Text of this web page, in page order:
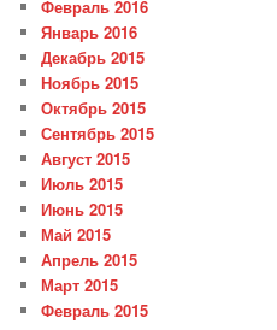
Февраль 2016
Январь 2016
Декабрь 2015
Ноябрь 2015
Октябрь 2015
Сентябрь 2015
Август 2015
Июль 2015
Июнь 2015
Май 2015
Апрель 2015
Март 2015
Февраль 2015